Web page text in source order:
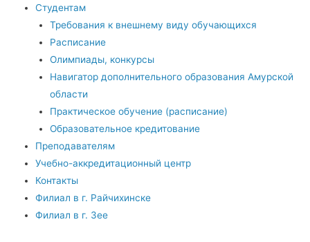
Студентам
Требования к внешнему виду обучающихся
Расписание
Олимпиады, конкурсы
Навигатор дополнительного образования Амурской
области
Практическое обучение (расписание)
Образовательное кредитование
Преподавателям
Учебно-аккредитационный центр
Контакты
Филиал в г. Райчихинске
Филиал в г. Зее